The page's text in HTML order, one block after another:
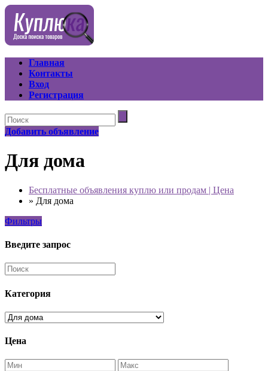
Главная
Контакты
Вход
Регистрация
Добавить объявление
Для дома
Бесплатные объявления куплю или продам | Цена
» Для дома
Фильтры
Введите запрос
Категория
Цена